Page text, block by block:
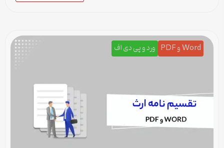
Word و PDF ورد و پی دی اف